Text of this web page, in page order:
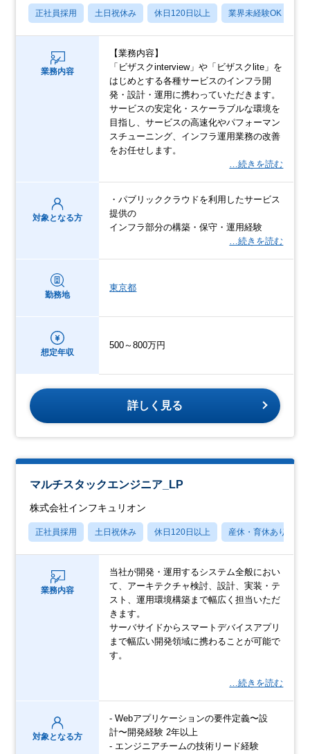
正社員採用 土日祝休み 休日120日以上 業界未経験OK
業務内容
【業務内容】
「ビザスクinterview」や「ビザスクlite」を
はじめとする各種サービスのインフラ開
発・設計・運用に携わっていただきます。
サービスの安定化・スケーラブルな環境を
目指し、サービスの高速化やパフォーマン
スチューニング、インフラ運用業務の改善
をお任せします。
…続きを読む
対象となる方
・パブリッククラウドを利用したサービス
提供の
インフラ部分の構築・保守・運用経験
…続きを読む
勤務地
東京都
想定年収
500～800万円
詳しく見る
マルチスタックエンジニア_LP
株式会社インフキュリオン
正社員採用 土日祝休み 休日120日以上 産休・育休あり
業務内容
当社が開発・運用するシステム全般におい
て、アーキテクチャ検討、設計、実装・テ
スト、運用環境構築まで幅広く担当いただ
きます。
サーバサイドからスマートデバイスアプリ
まで幅広い開発領域に携わることが可能で
す。
…続きを読む
対象となる方
- Webアプリケーションの要件定義〜設
計〜開発経験 2年以上
- エンジニアチームの技術リード経験